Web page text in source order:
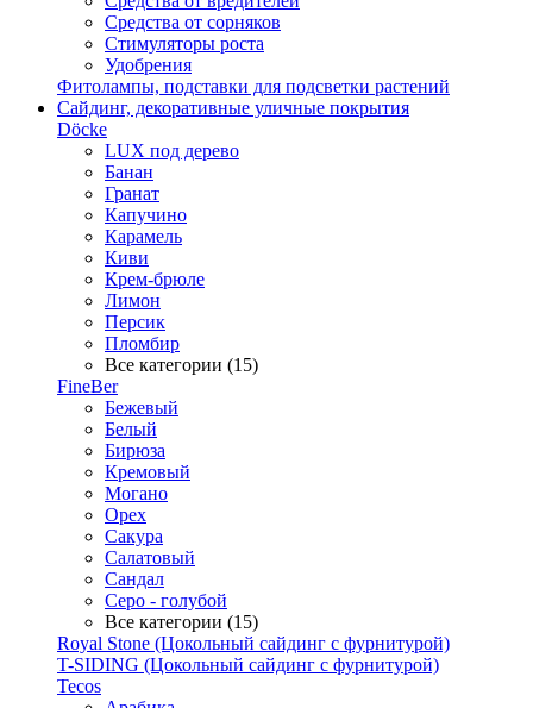
Средства от сорняков
Стимуляторы роста
Удобрения
Фитолампы, подставки для подсветки растений
Сайдинг, декоративные уличные покрытия
Döcke
LUX под дерево
Банан
Гранат
Капучино
Карамель
Киви
Крем-брюле
Лимон
Персик
Пломбир
Все категории (15)
FineBer
Бежевый
Белый
Бирюза
Кремовый
Могано
Орех
Сакура
Салатовый
Сандал
Серо - голубой
Все категории (15)
Royal Stone (Цокольный сайдинг с фурнитурой)
T-SIDING (Цокольный сайдинг с фурнитурой)
Tecos